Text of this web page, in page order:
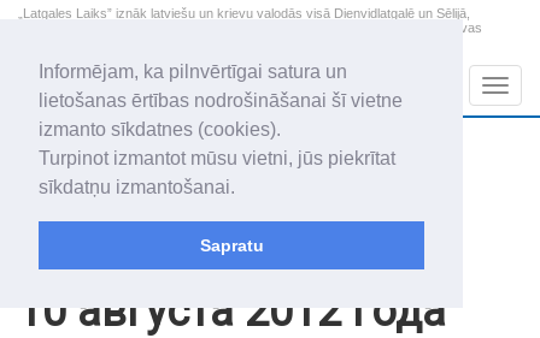
Informējam, ka pilnvērtīgai satura un
lietošanas ērtības nodrošināšanai šī vietne
izmanto sīkdatnes (cookies).
Turpinot izmantot mūsu vietni, jūs piekrītat
sīkdatņu izmantošanai.
Sapratu
„Latgales Laiks” iznāk latviešu un krievu valodās visā Dienvidlatgalē un Sēlijā,
„Latgales Laiks” latviešu valodā aptver Daugavpils valstspilsētu, Augšdaugavas
2026. gada 10. augusts
Pirmdiena
Audris, Brencis, Inuta
+24.1
10 августа 2012 года